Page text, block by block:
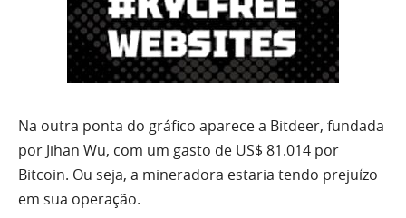
Na outra ponta do gráfico aparece a Bitdeer, fundada
por Jihan Wu, com um gasto de US$ 81.014 por
Bitcoin. Ou seja, a mineradora estaria tendo prejuízo
em sua operação.